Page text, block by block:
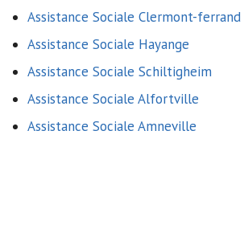
Assistance Sociale Clermont-ferrand
Assistance Sociale Hayange
Assistance Sociale Schiltigheim
Assistance Sociale Alfortville
Assistance Sociale Amneville